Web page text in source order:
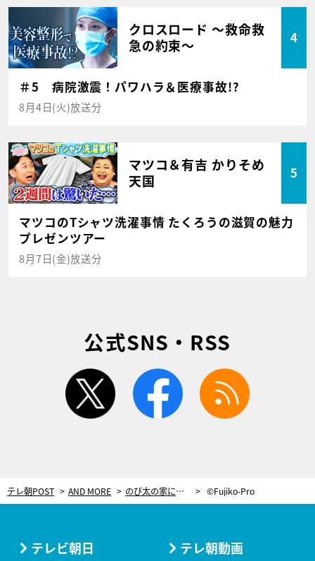
クロスロード ～救命救
急の約束～
4
＃5 病院激震！パワハラ＆医療事故!?
8月4日(火)放送分
マツコ＆有吉 かりそめ
天国
5
マツコのTシャツ洗濯事情 たくろうの滋賀の魅力
プレゼンツアー
8月7日(金)放送分
公式SNS・RSS
twitter facebook
テレ朝POST AND MORE のび太の家に行ってきた！ワクワクがとまらない仕掛けが満載＜川崎市 藤子・Ｆ・不二雄ミュージアム＞ ©Fujiko-Pro
テレビ朝日 テレ朝動画